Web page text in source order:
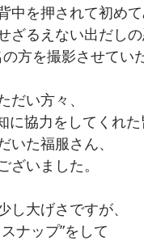
中を押されて初めて
ざるえない出だしの
方を撮影させてい
だい方々、
に協力をしてくれた
いた福服さん、
ざいました。
し大げさですが、
ナップ”をして